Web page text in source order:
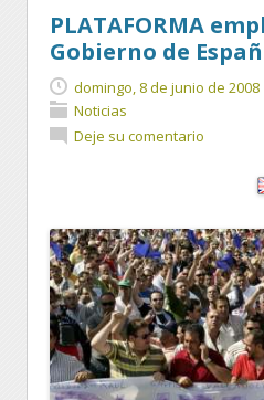
PLATAFORMA
Gobierno de
domingo, 8 de junio de 2008
Noticias
Deje su comentario